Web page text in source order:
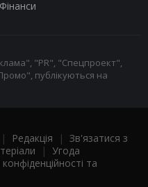
Фінанси
"PR", "Спецпроект",
публікуються на
| Редакція | Зв'язатися з
| Угода
та